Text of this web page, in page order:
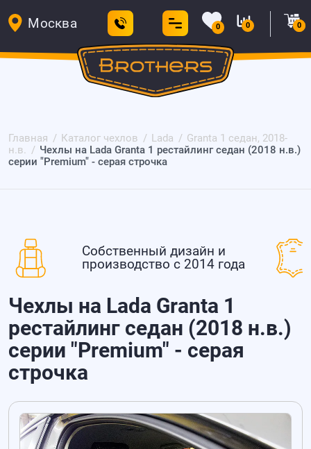
Москва 0 0 0
Главная Каталог чехлов Lada
Granta 1 седан, 2018-
н.в.
Чехлы на Lada Granta 1 рестайлинг седан (2018 н.в.)
серии "Premium" - серая строчка
Собственный дизайн и
производство с 2014 года
Чехлы на Lada Granta 1
рестайлинг седан (2018 н.в.)
серии "Premium" - серая
строчка